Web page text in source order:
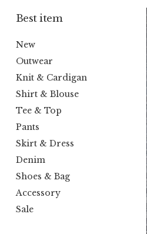
Best item
New
Outwear
Knit & Cardigan
Shirt & Blouse
Tee & Top
Pants
Skirt & Dress
Denim
Shoes & Bag
Accessory
Sale